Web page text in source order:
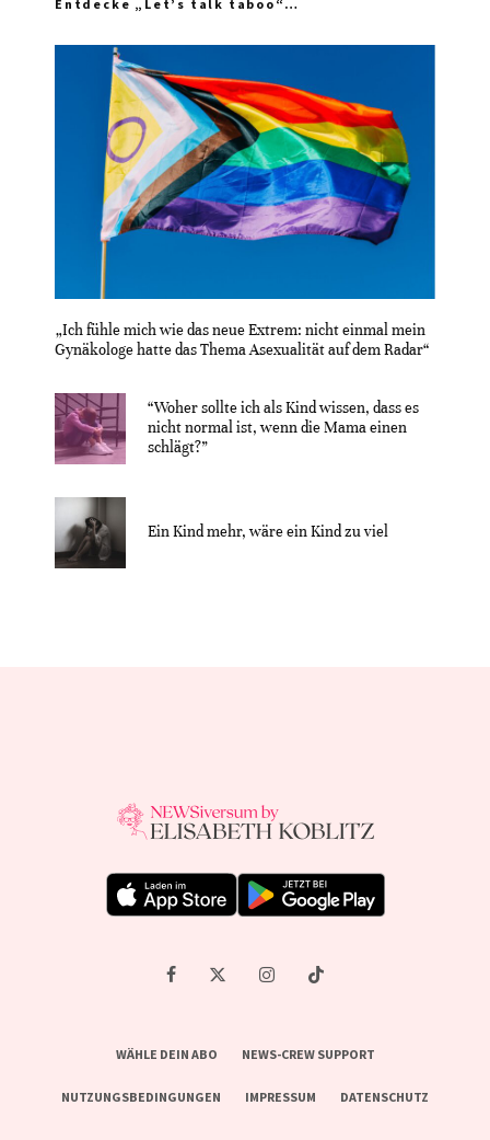
Entdecke „Let’s talk taboo“…
„Ich fühle mich wie das neue Extrem: nicht einmal mein
Gynäkologe hatte das Thema Asexualität auf dem Radar“
“Woher sollte ich als Kind wissen, dass es
nicht normal ist, wenn die Mama einen
schlägt?”
Ein Kind mehr, wäre ein Kind zu viel
WÄHLE DEIN ABO NEWS-CREW SUPPORT
NUTZUNGSBEDINGUNGEN IMPRESSUM DATENSCHUTZ